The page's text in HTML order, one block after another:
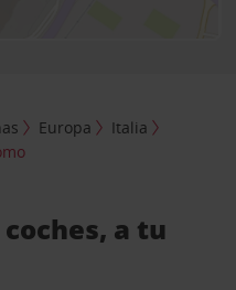
Europa
Italia
a tu